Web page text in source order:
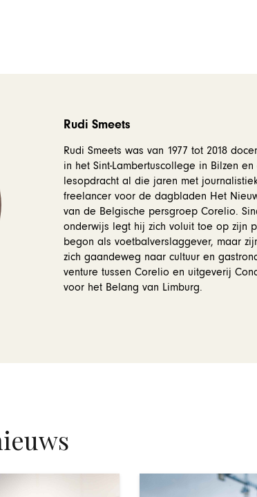
Rudi Smeets
Rudi Smeets was van 1977 tot 2018
in het Sint-Lambertuscollege in Bilzen
lesopdracht al die jaren met
freelancer voor de dagbladen Het
van de Belgische persgroep Corelio.
onderwijs legt hij zich voluit toe op zijn
begon als voetbalverslaggever, maar
zich gaandeweg naar cultuur en
venture tussen Corelio en uitgeverij
voor het Belang van Limburg.